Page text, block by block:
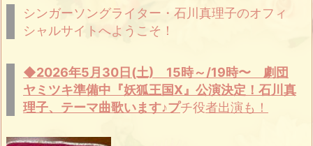
シンガーソングライター・石川真理子のオフィ
シャルサイトへようこそ！
◆2026年5月30日(土) 15時～/19時〜 劇団
ヤミツキ準備中『妖狐王国X』公演決定！石川真
理子、テーマ曲歌います♪プチ役者出演も！